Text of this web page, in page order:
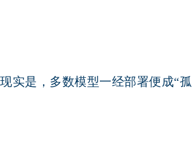
实是，多数模型一经部署便成“孤